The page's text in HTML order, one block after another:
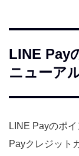
LINE Pay
ニューア
LINE Payのポ
Payクレジット